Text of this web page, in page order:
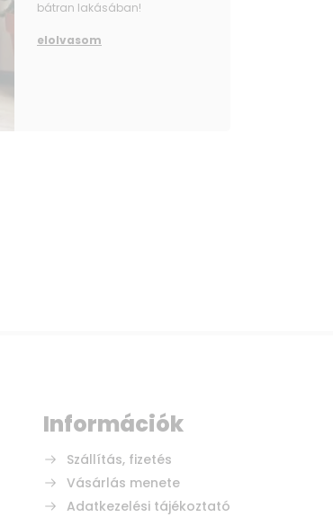
bátran lakásában!
elolvasom
Információk
Szállítás, fizetés
Vásárlás menete
Adatkezelési tájékoztató